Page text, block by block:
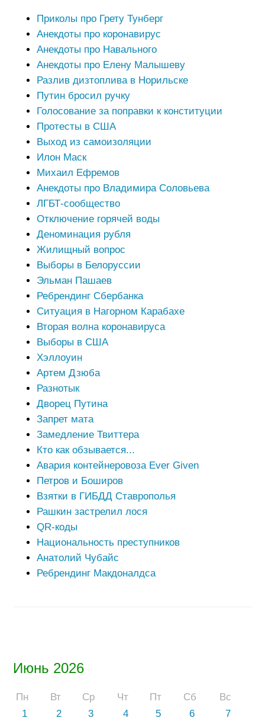
Июнь 2026
Пн Вт Ср Чт Пт Сб
Вс
1
2 3 4 5 6
7
Приколы про Грету Тунберг
Анекдоты про коронавирус
Анекдоты про Навального
Анекдоты про Елену Малышеву
Разлив дизтоплива в Норильске
Путин бросил ручку
Голосование за поправки к конституции
Протесты в США
Выход из самоизоляции
Илон Маск
Михаил Ефремов
Анекдоты про Владимира Соловьева
ЛГБТ-сообщество
Отключение горячей воды
Деноминация рубля
Жилищный вопрос
Выборы в Белоруссии
Эльман Пашаев
Ребрендинг Сбербанка
Ситуация в Нагорном Карабахе
Вторая волна коронавируса
Выборы в США
Хэллоуин
Артем Дзюба
Разнотык
Дворец Путина
Запрет мата
Замедление Твиттера
Кто как обзывается...
Авария контейнеровоза Ever Given
Петров и Боширов
Взятки в ГИБДД Ставрополья
Рашкин застрелил лося
QR-коды
Национальность преступников
Анатолий Чубайс
Ребрендинг Макдоналдса